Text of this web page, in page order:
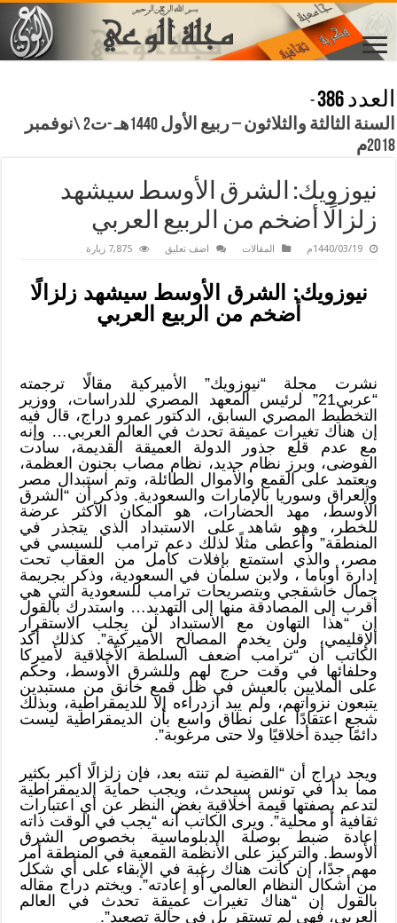
العدد 386
-
السنة الثالثة والثلاثون – ربيع الأول 1440هـ -ت2 \نوفمبر
2018م
نيوزويك: الشرق الأوسط سيشهد
زلزالًا أضخم من الربيع العربي
1440/03/19م المقالات اضف تعليق 7,875 زيارة
نيوزويك: الشرق الأوسط سيشهد زلزالًا
أضخم من الربيع العربي
نشرت مجلة “نيوزويك” الأميركية مقالًا ترجمته
“عربي21” لرئيس المعهد المصري للدراسات، ووزير
التخطيط المصري السابق، الدكتور عمرو دراج، قال فيه
إن هناك تغيرات عميقة تحدث في العالم العربي… وإنه
مع عدم قلع جذور الدولة العميقة القديمة، سادت
الفوضى، وبرز نظام جديد، نظام مصاب بجنون العظمة،
ويعتمد على القمع والأموال الطائلة، وتم استبدال مصر
والعراق وسوريا بالإمارات والسعودية. وذكر أن “الشرق
الأوسط، مهد الحضارات، هو المكان الأكثر عرضة
للخطر، وهو شاهد على الاستبداد الذي يتجذر في
المنطقة” وأعطى مثلًا لذلك دعم ترامب للسيسي في
مصر، والذي استمتع بإفلات كامل من العقاب تحت
إدارة أوباما ، ولابن سلمان في السعودية، وذكر بجريمة
جمال خاشقجي وبتصريحات ترامب للسعودية التي هي
أقرب إلى المصادقة منها إلى التهديد… واستدرك بالقول
إن “هذا التهاون مع الاستبداد لن يجلب الاستقرار
الإقليمي، ولن يخدم المصالح الأميركية”. كذلك أكد
الكاتب أن “ترامب أضعف السلطة الأخلاقية لأميركا
وحلفائها في وقت حرج لهم وللشرق الأوسط، وحكم
على الملايين بالعيش في ظل قمع خانق من مستبدين
يتبعون نزواتهم، ولم يبد ازدراءه إلا للديمقراطية، وبذلك
شجع اعتقادًا على نطاق واسع بأن الديمقراطية ليست
دائمًا جيدة أخلاقيًا ولا حتى مرغوبة”.
ويجد دراج أن “القضية لم تنته بعد، فإن زلزالًا أكبر بكثير
مما بدأ في تونس سيحدث، ويجب حماية الديمقراطية
لتدعم بصفتها قيمة أخلاقية بغض النظر عن أي اعتبارات
ثقافية أو محلية”. ويرى الكاتب أنه “يجب في الوقت ذاته
إعادة ضبط بوصلة الدبلوماسية بخصوص الشرق
الأوسط. والتركيز على الأنظمة القمعية في المنطقة أمر
مهم جدًا، إن كانت هناك رغبة في الإبقاء على أي شكل
من أشكال النظام العالمي أو إعادته”. ويختم دراج مقاله
بالقول إن “هناك تغيرات عميقة تحدث في العالم
العربي، فهي لم تستقر بل في حالة تصعيد”.